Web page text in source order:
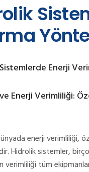
Enerji
Enerji Verimliliği:
enerji verimliliği,
Hidrolik sistemler,
verimliliği tüm